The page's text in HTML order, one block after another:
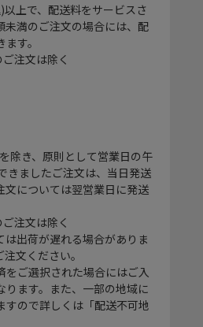
上で、配送料をサービスさ
未満のご注文の場合には、配
す。
注文は除く
除き、原則として営業日の午
きましたご注文は、当日発送
文については翌営業日に発送
注文は除く
出荷が遅れる場合がありま
文ください。
をご選択された場合にはご入
ます。また、一部の地域に
すので詳しくは「配送不可地